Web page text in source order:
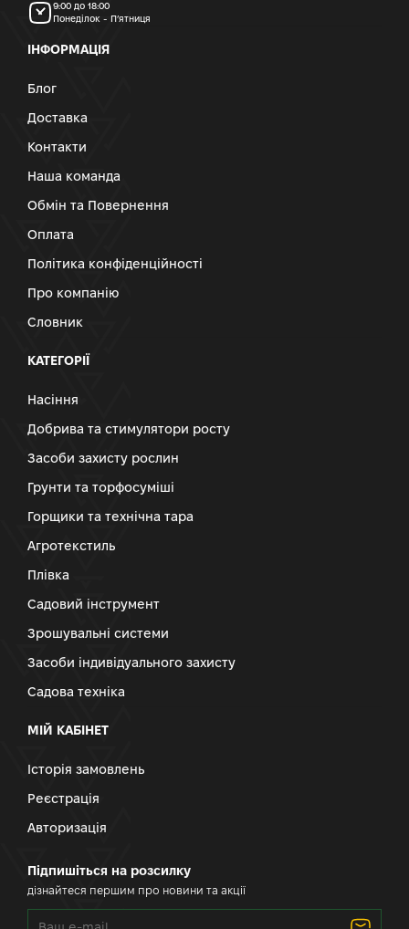
9:00 до 18:00
Понеділок - П’ятниця
ІНФОРМАЦІЯ
Блог
Доставка
Контакти
Наша команда
Обмін та Повернення
Оплата
Політика конфіденційності
Про компанію
Словник
КАТЕГОРІЇ
Насіння
Добрива та стимулятори росту
Засоби захисту рослин
Грунти та торфосуміші
Горщики та технічна тара
Агротекстиль
Плівка
Садовий інструмент
Зрошувальні системи
Засоби індивідуального захисту
Садова техніка
МІЙ КАБІНЕТ
Історія замовлень
Реєстрація
Авторизація
Підпишіться на розсилку
дізнайтеся першим про новини та акції